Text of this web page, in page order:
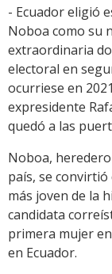
- Ecuador eligió
Noboa como su
extraordinaria
electoral en
ocurriese en
expresidente
quedó a las
Noboa,
país, se
más joven de la
candidata
primera mujer
en Ecuador.